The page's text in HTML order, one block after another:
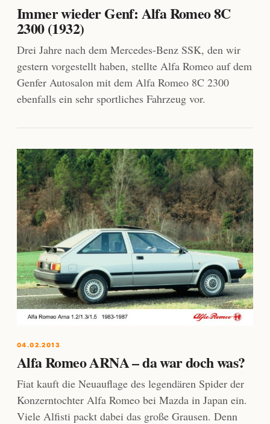
Immer wieder Genf: Alfa Romeo 8C
2300 (1932)
Drei Jahre nach dem Mercedes-Benz SSK, den wir
gestern vorgestellt haben, stellte Alfa Romeo auf dem
Genfer Autosalon mit dem Alfa Romeo 8C 2300
ebenfalls ein sehr sportliches Fahrzeug vor.
04.02.2013
Alfa Romeo ARNA – da war doch was?
Fiat kauft die Neuauflage des legendären Spider der
Konzerntochter Alfa Romeo bei Mazda in Japan ein.
Viele Alfisti packt dabei das große Grausen. Denn